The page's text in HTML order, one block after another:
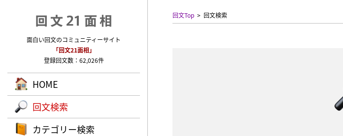
面白い回文のコミュニティーサイト
「回文21面相」
登録回文数：62,026件
HOME
回文検索
カテゴリー検索
回文Top 回文検索